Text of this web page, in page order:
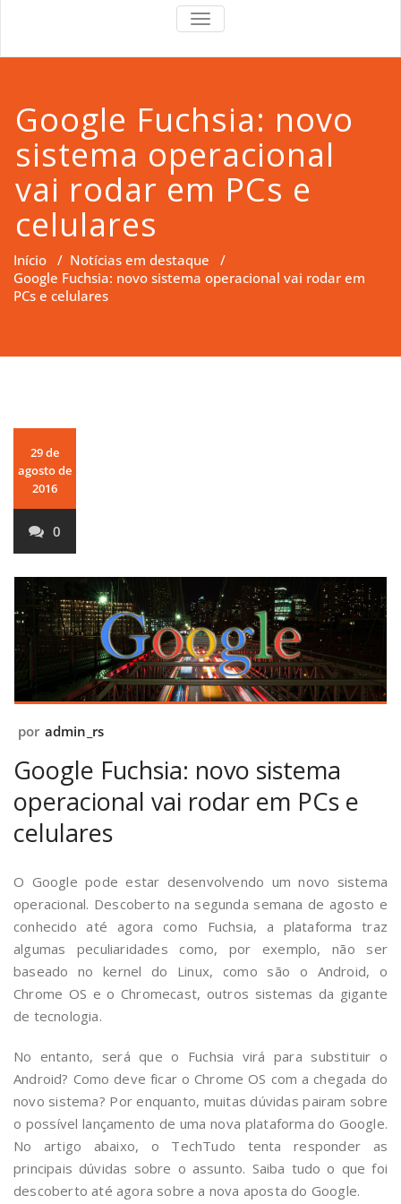
Support
TOGGLE
NAVIGATION
Google Fuchsia: novo
sistema operacional
vai rodar em PCs e
celulares
Início / Notícias em destaque /
Google Fuchsia: novo sistema operacional vai rodar em
PCs e celulares
29 de
agosto de
2016
0
por admin_rs
Google Fuchsia: novo sistema
operacional vai rodar em PCs e
celulares
O Google pode estar desenvolvendo um novo sistema
operacional. Descoberto na segunda semana de agosto e
conhecido até agora como Fuchsia, a plataforma traz
algumas peculiaridades como, por exemplo, não ser
baseado no kernel do Linux, como são o Android, o
Chrome OS e o Chromecast, outros sistemas da gigante
de tecnologia.
No entanto, será que o Fuchsia virá para substituir o
Android? Como deve ficar o Chrome OS com a chegada do
novo sistema? Por enquanto, muitas dúvidas pairam sobre
o possível lançamento de uma nova plataforma do Google.
No artigo abaixo, o TechTudo tenta responder as
principais dúvidas sobre o assunto. Saiba tudo o que foi
descoberto até agora sobre a nova aposta do Google.